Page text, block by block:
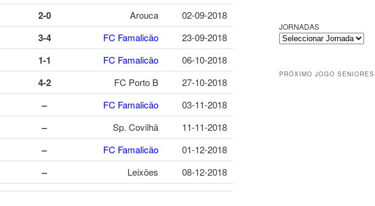
2-0 Arouca
02-09-2018
3-4 FC Famalicão
23-09-2018
1-1 FC Famalicão
06-10-2018
4-2 FC Porto B
27-10-2018
– FC Famalicão
03-11-2018
– Sp. Covilhã
11-11-2018
– FC Famalicão
01-12-2018
– Leixões 08-12-2018
u
i
v
JORNADAS
PRÓXIMO JOGO SENIORES